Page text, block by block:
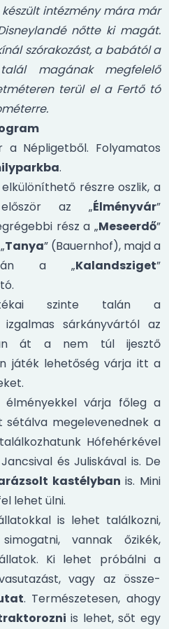
intézmény mára már
nőtte ki magát.
szórakozást, a babától a
magának megfelelő
terül el a Fertő tó
Népligetből. Folyamatos
.
részre oszlik, a
az „Élményvár”
rész a „Meseerdő”
Tanya” (Bauernhof), majd a
a „Kalandsziget”
szinte talán a
sárkányvártól az
át a nem túl ijesztő
játék lehetőség várja itt a
várja főleg a
megelevenednek a
Hófehérkével
és Juliskával is. De
kastélyban is. Mini
lehet ülni.
is lehet találkozni,
vannak őzikék,
Ki lehet próbálni a
vagy az össze-
. Természetesen, ahogy
is lehet, sőt egy